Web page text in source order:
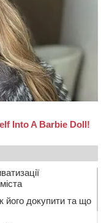
його докупити та що